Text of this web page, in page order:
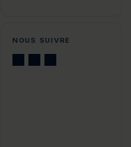
NOUS SUIVRE